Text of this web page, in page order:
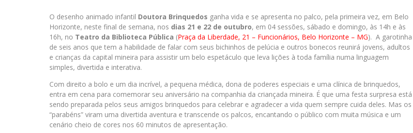
O desenho animado infantil Doutora Brinquedos ganha vida e se apresenta no palco, pela primeira vez, em Belo
Horizonte, neste final de semana, nos dias 21 e 22 de outubro, em 04 sessões, sábado e domingo, às 14h e às
16h, no Teatro da Biblioteca Pública (Praça da Liberdade, 21 – Funcionários, Belo Horizonte – MG). A garotinha
de seis anos que tem a habilidade de falar com seus bichinhos de pelúcia e outros bonecos reunirá jovens, adultos
e crianças da capital mineira para assistir um belo espetáculo que leva lições à toda família numa linguagem
simples, divertida e interativa.
Com direito a bolo e um dia incrível, a pequena médica, dona de poderes especiais e uma clínica de brinquedos,
entra em cena para comemorar seu aniversário na companhia da criançada mineira. É que uma festa surpresa está
sendo preparada pelos seus amigos brinquedos para celebrar e agradecer a vida quem sempre cuida deles. Mas os
“parabéns” viram uma divertida aventura e transcende os palcos, encantando o público com muita música e um
cenário cheio de cores nos 60 minutos de apresentação.